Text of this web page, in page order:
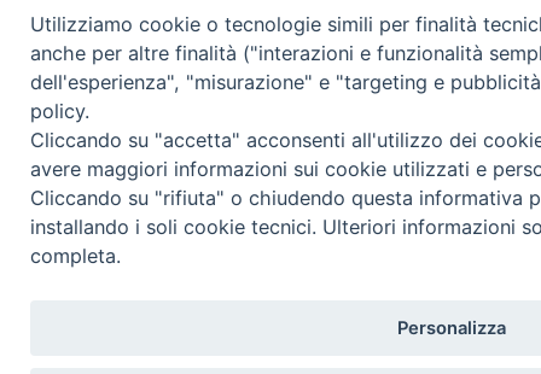
Utilizziamo cookie o tecnologie simili per finalità
anche per altre finalità ("interazioni e funzionalità
dell'esperienza", "misurazione" e "targeting e
policy.
Cliccando su "accetta" acconsenti all'utilizzo dei
avere maggiori informazioni sui cookie utilizzati e
Cliccando su "rifiuta" o chiudendo questa informativa
installando i soli cookie tecnici. Ulteriori informazioni
completa.
Personalizza